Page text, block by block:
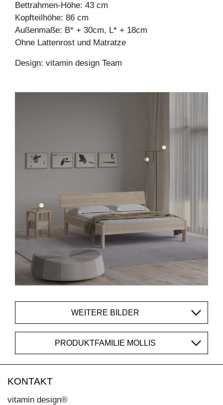
Bettrahmen-Höhe: 43 cm
Kopfteilhöhe: 86 cm
Außenmaße: B* + 30cm, L* + 18cm
Ohne Lattenrost und Matratze
Design: vitamin design Team
WEITERE BILDER
PRODUKTFAMILIE MOLLIS
KONTAKT
vitamin design®